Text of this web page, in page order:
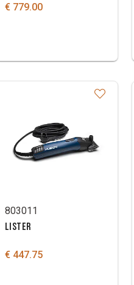
€ 779.00
803011
LISTER
€ 447.75